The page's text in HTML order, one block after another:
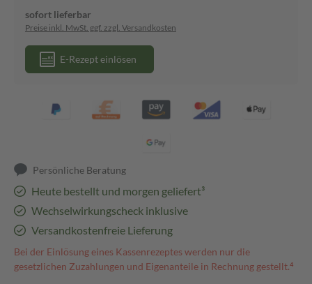
sofort lieferbar
Preise inkl. MwSt. ggf. zzgl. Versandkosten
E-Rezept einlösen
Persönliche Beratung
Heute bestellt und morgen geliefert³
Wechselwirkungscheck inklusive
Versandkostenfreie Lieferung
Bei der Einlösung eines Kassenrezeptes werden nur die
gesetzlichen Zuzahlungen und Eigenanteile in Rechnung gestellt.⁴